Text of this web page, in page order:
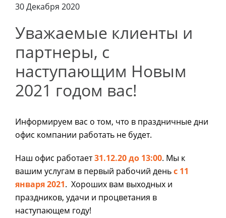
30 Декабря 2020
Уважаемые клиенты и
партнеры, с
наступающим Новым
2021 годом вас!
Информируем вас о том, что в праздничные дни
офис компании работать не будет.
Наш офис работает31.12.20 до 13:00. Мы к
вашим услугам в первый рабочий деньс 11
января 2021. Хороших вам выходных и
праздников, удачи и процветания в
наступающем году!